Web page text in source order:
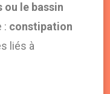
ou le bassin
: constipation
liés à